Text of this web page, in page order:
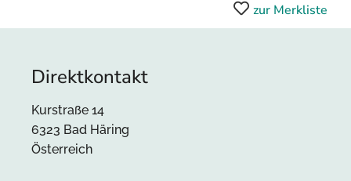
zur Merkliste
Direktkontakt
Kurstraße 14
6323 Bad Häring
Österreich